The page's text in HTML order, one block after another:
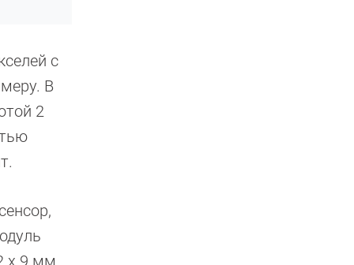
с
В
2
х 9 мм.